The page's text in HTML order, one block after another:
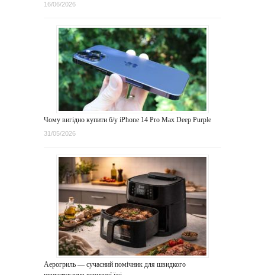
16/06/2026
Чому вигідно купити б/у iPhone 14 Pro Max Deep Purple
31/05/2026
Аерогриль — сучасний помічник для швидкого